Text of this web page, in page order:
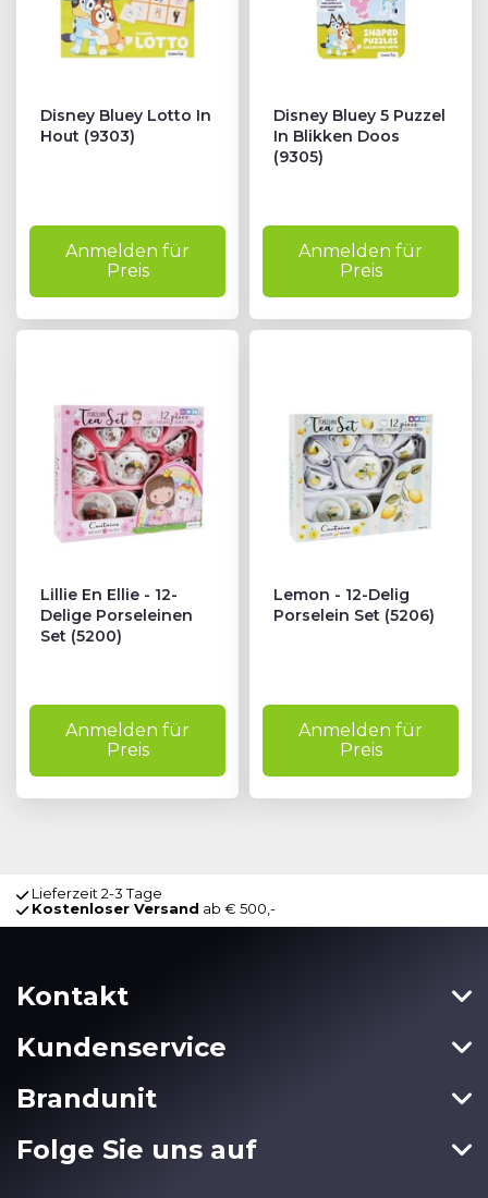
Disney Bluey Lotto In
Hout (9303)
Anmelden für
Preis
Disney Bluey 5 Puzzel
In Blikken Doos
(9305)
Anmelden für
Preis
Lillie En Ellie - 12-
Delige Porseleinen
Set (5200)
Anmelden für
Preis
Lemon - 12-Delig
Porselein Set (5206)
Anmelden für
Preis
Lieferzeit 2-3 Tage
Kostenloser Versand ab € 500,-
Kontakt
Kundenservice
Brandunit
Folge Sie uns auf